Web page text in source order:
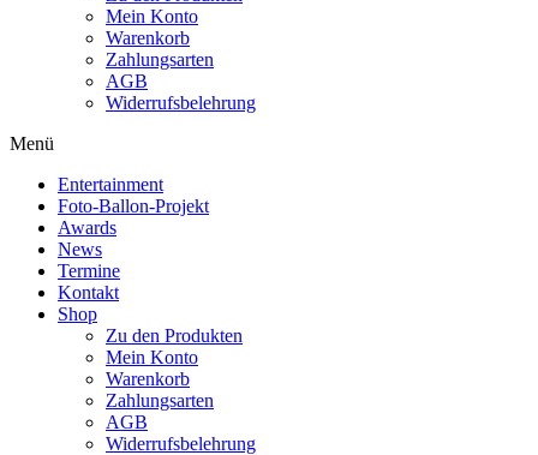
Mein Konto
Warenkorb
Zahlungsarten
AGB
Widerrufsbelehrung
Menü
Entertainment
Foto-Ballon-Projekt
Awards
News
Termine
Kontakt
Shop
Zu den Produkten
Mein Konto
Warenkorb
Zahlungsarten
AGB
Widerrufsbelehrung